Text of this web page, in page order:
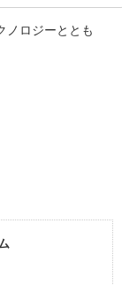
ノロジーととも